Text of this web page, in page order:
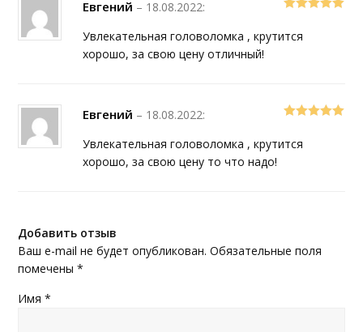
Евгений – 18.08.2022:
Увлекательная головоломка , крутится
хорошо, за свою цену отличный!
Евгений – 18.08.2022:
Увлекательная головоломка , крутится
хорошо, за свою цену то что надо!
Добавить отзыв
Ваш e-mail не будет опубликован. Обязательные поля
помечены*
Имя*